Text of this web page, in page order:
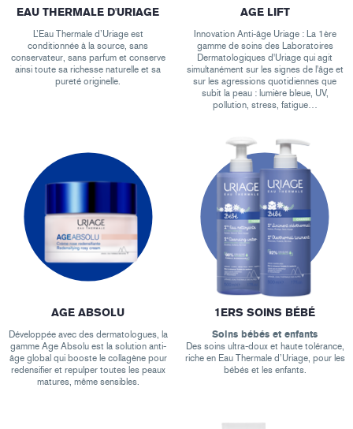
EAU THERMALE D'URIAGE
L’Eau Thermale d’Uriage est
conditionnée à la source, sans
conservateur, sans parfum et conserve
ainsi toute sa richesse naturelle et sa
pureté originelle.
AGE LIFT
Innovation Anti-âge Uriage : La 1ère
gamme de soins des Laboratoires
Dermatologiques d'Uriage qui agit
simultanément sur les signes de l'âge et
sur les agressions quotidiennes que
subit la peau : lumière bleue, UV,
pollution, stress, fatigue…
AGE ABSOLU
Développée avec des dermatologues, la
gamme Age Absolu est la solution anti-
âge global qui booste le collagène pour
redensifier et repulper toutes les peaux
matures, même sensibles.
1ERS SOINS BÉBÉ
Soins bébés et enfants
Des soins ultra-doux et haute tolérance,
riche en Eau Thermale d’Uriage, pour les
bébés et les enfants.